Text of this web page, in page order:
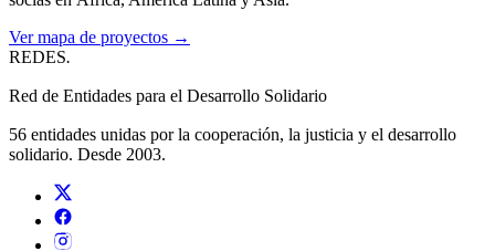
Ver mapa de proyectos →
REDES.
Red de Entidades para el Desarrollo Solidario
56 entidades unidas por la cooperación, la justicia y el desarrollo
solidario. Desde 2003.